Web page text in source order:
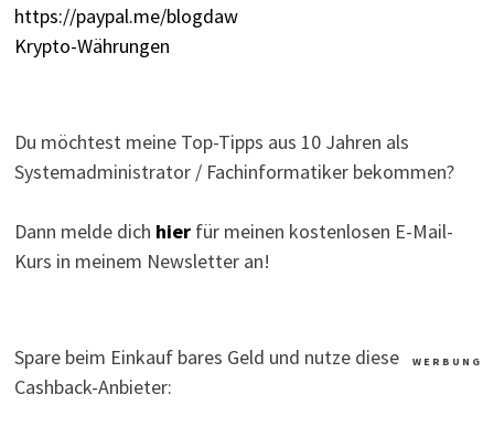
https://paypal.me/blogdaw
Krypto-Währungen
Du möchtest meine Top-Tipps aus 10 Jahren als
Systemadministrator / Fachinformatiker bekommen?
Dann melde dich hierfür meinen kostenlosen E-Mail-
Kurs in meinem Newsletter an!
W E R B U N G
Spare beim Einkauf bares Geld und nutze diese
Cashback-Anbieter: